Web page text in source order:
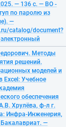
— 136 с. — ВО -
по паролю из
—
catalog/document?
Методы
решений.
моделей и
Excel: Учебное
обеспечения
Хрулёва, ф-л г.
Инфра-Инженерия,
—